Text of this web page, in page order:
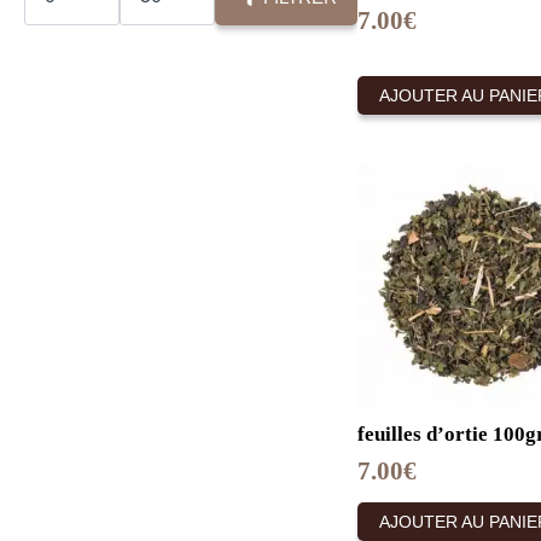
7.00€
AJOUTER AU
feuilles d’ortie
7.00€
AJOUTER AU